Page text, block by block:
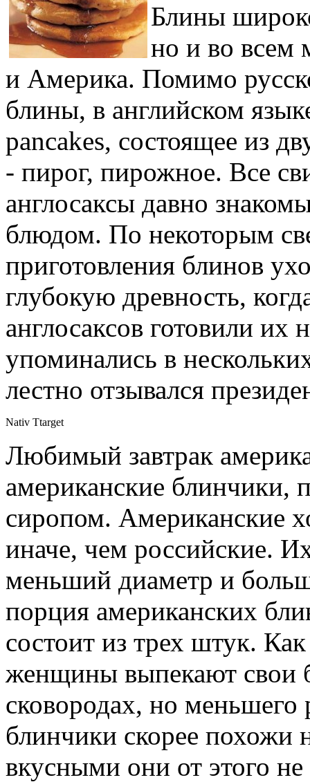
Блины
но и во всем
и Америка. Помимо
блины, в английском
pancakes, состоящее из
- пирог, пирожное. Все
англосаксы давно
блюдом. По некоторым
приготовления блинов
глубокую древность,
англосаксов готовили
упоминались в
лестно отзывался
Nativ Ttarget
Любимый завтрак
американские блинчики,
сиропом. Американские
иначе, чем российские.
меньший диаметр и
порция американских
состоит из трех штук.
женщины выпекают свои
сковородах, но
блинчики скорее похожи
вкусными они от этого не